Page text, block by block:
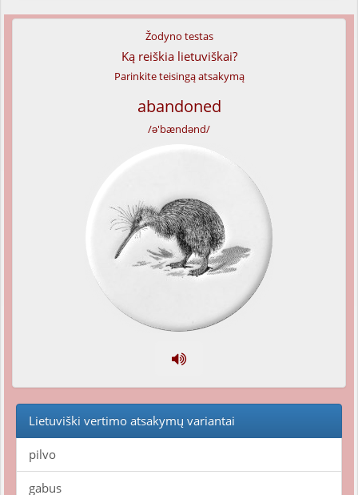
Žodyno testas
Ką reiškia lietuviškai?
Parinkite teisingą atsakymą
abandoned
/ə'bændənd/
Lietuviški vertimo atsakymų variantai
pilvo
gabus